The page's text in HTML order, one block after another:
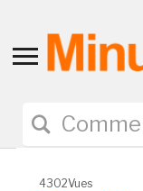
Toggle
navigation
4302Vues